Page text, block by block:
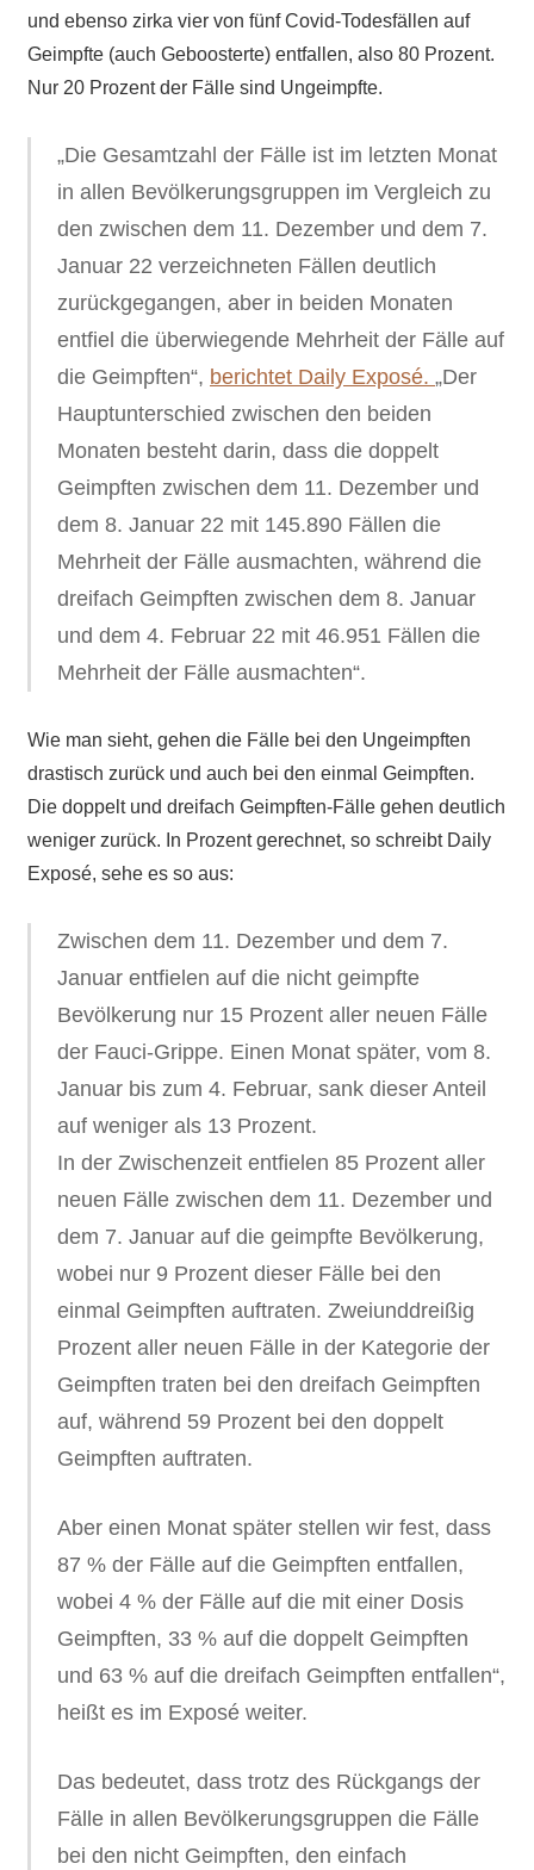
und ebenso zirka vier von fünf Covid-Todesfällen auf
Geimpfte (auch Geboosterte) entfallen, also 80 Prozent.
Nur 20 Prozent der Fälle sind Ungeimpfte.
„Die Gesamtzahl der Fälle ist im letzten Monat
in allen Bevölkerungsgruppen im Vergleich zu
den zwischen dem 11. Dezember und dem 7.
Januar 22 verzeichneten Fällen deutlich
zurückgegangen, aber in beiden Monaten
entfiel die überwiegende Mehrheit der Fälle auf
die Geimpften“, berichtet Daily Exposé. „Der
Hauptunterschied zwischen den beiden
Monaten besteht darin, dass die doppelt
Geimpften zwischen dem 11. Dezember und
dem 8. Januar 22 mit 145.890 Fällen die
Mehrheit der Fälle ausmachten, während die
dreifach Geimpften zwischen dem 8. Januar
und dem 4. Februar 22 mit 46.951 Fällen die
Mehrheit der Fälle ausmachten“.
Wie man sieht, gehen die Fälle bei den Ungeimpften
drastisch zurück und auch bei den einmal Geimpften.
Die doppelt und dreifach Geimpften-Fälle gehen deutlich
weniger zurück. In Prozent gerechnet, so schreibt Daily
Exposé, sehe es so aus:
Zwischen dem 11. Dezember und dem 7.
Januar entfielen auf die nicht geimpfte
Bevölkerung nur 15 Prozent aller neuen Fälle
der Fauci-Grippe. Einen Monat später, vom 8.
Januar bis zum 4. Februar, sank dieser Anteil
auf weniger als 13 Prozent.
In der Zwischenzeit entfielen 85 Prozent aller
neuen Fälle zwischen dem 11. Dezember und
dem 7. Januar auf die geimpfte Bevölkerung,
wobei nur 9 Prozent dieser Fälle bei den
einmal Geimpften auftraten. Zweiunddreißig
Prozent aller neuen Fälle in der Kategorie der
Geimpften traten bei den dreifach Geimpften
auf, während 59 Prozent bei den doppelt
Geimpften auftraten.
Aber einen Monat später stellen wir fest, dass
87 % der Fälle auf die Geimpften entfallen,
wobei 4 % der Fälle auf die mit einer Dosis
Geimpften, 33 % auf die doppelt Geimpften
und 63 % auf die dreifach Geimpften entfallen“,
heißt es im Exposé weiter.
Das bedeutet, dass trotz des Rückgangs der
Fälle in allen Bevölkerungsgruppen die Fälle
bei den nicht Geimpften, den einfach